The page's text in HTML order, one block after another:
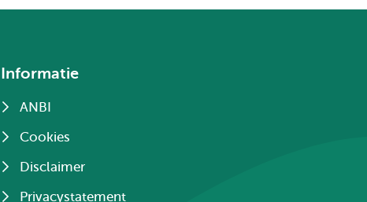
Informatie
ANBI
Cookies
Disclaimer
Privacystatement